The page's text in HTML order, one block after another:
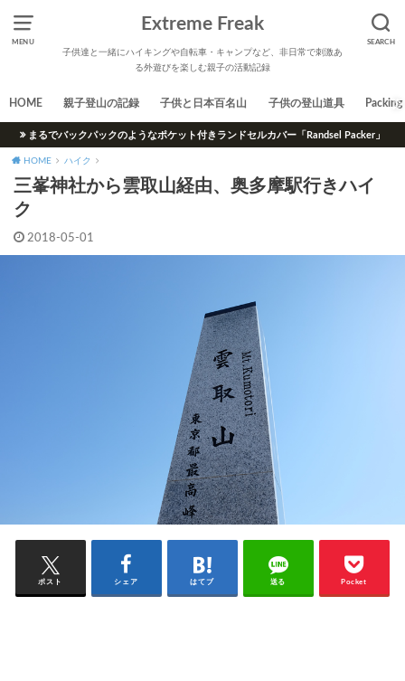
MENU SEARCH
Extreme Freak
子供達と一緒にハイキングや自転車・キャンプなど、非日常で刺激あ
る外遊びを楽しむ親子の活動記録
HOME 親子登山の記録 子供と日本百名山 子供の登山道具 Packing
まるでバックパックのようなポケット付きランドセルカバー「Randsel Packer」
HOME ハイク
三峯神社から雲取山経由、奥多摩駅行きハイ
ク
2018-05-01
ポスト シェア はてブ 送る Pocket